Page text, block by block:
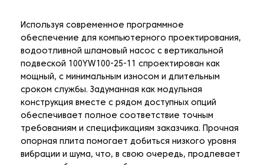
Используя современное программное
обеспечение для компьютерного проектирования,
водоотливной шламовый насос с вертикальной
подвеской 100YW100-25-11 спроектирован как
мощный, с минимальным износом и длительным
сроком службы. Задуманная как модульная
конструкция вместе с рядом доступных опций
обеспечивает полное соответствие точным
требованиям и спецификациям заказчика. Прочная
опорная плита помогает добиться низкого уровня
вибрации и шума, что, в свою очередь, продлевает